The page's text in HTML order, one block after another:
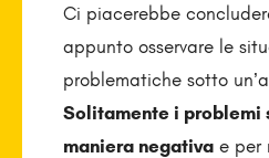
Ci piacerebbe
appunto osservare le
problematiche sotto
Solitamente i problemi
maniera negativae per